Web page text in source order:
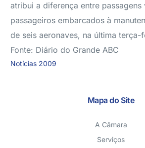
atribui a diferença entre passagens
passageiros embarcados à
de seis aeronaves, na última terça-
Fonte: Diário do Grande ABC
Notícias 2009
Mapa do Site
A Câmara
Serviços